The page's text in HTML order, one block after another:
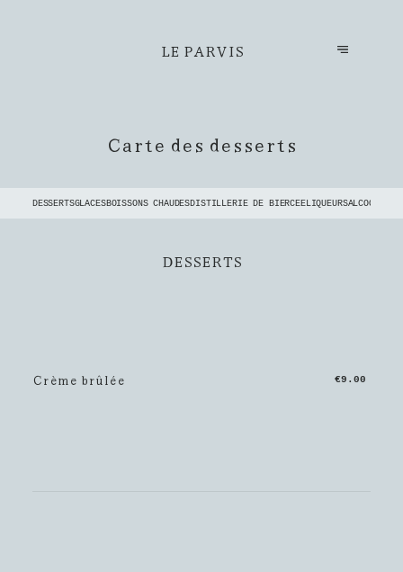
LE PARVIS
Carte des desserts
DESSERTSGLACESBOISSONS CHAUDESDISTILLERIE DE BIERCEELIQUEURSALCOOLS
DESSERTS
Crème brûlée €9.00